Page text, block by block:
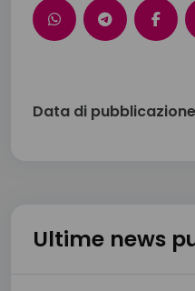
Data di
Ultime news